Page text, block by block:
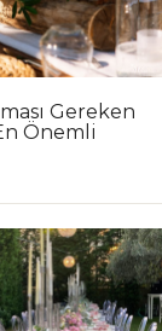
Gereken
Önemli